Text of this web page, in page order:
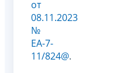
от
08.11.2023
№
ЕА-7-
11/824@.